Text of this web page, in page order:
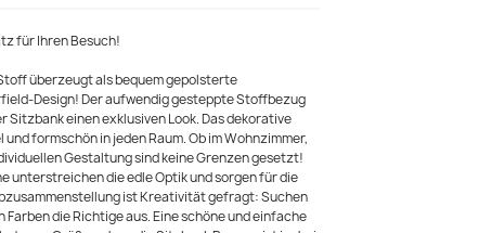
für Ihren Besuch!
überzeugt als bequem gepolsterte
Design! Der aufwendig gesteppte Stoffbezug
Sitzbank einen exklusiven Look. Das dekorative
formschön in jeden Raum. Ob im Wohnzimmer,
Gestaltung sind keine Grenzen gesetzt!
unterstreichen die edle Optik und sorgen für die
ist Kreativität gefragt: Suchen
die Richtige aus. Eine schöne und einfache